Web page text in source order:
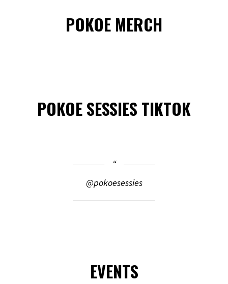
POKOE MERCH
POKOE SESSIES TIKTOK
@pokoesessies
EVENTS